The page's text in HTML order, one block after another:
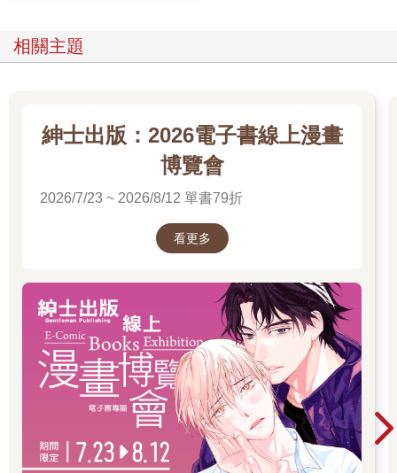
相關主題
紳士出版：2026電子書線上漫畫
博覽會
2026/7/23 ~ 2026/8/12 單書79折
看更多